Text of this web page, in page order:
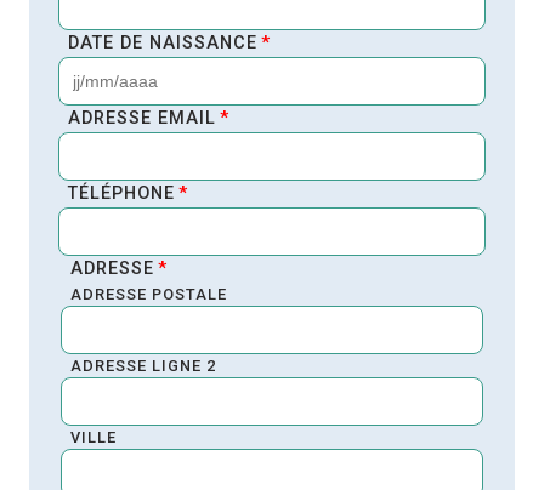
DATE DE NAISSANCE *
JJ
slash
MM
slash
ADRESSE EMAIL *
TÉLÉPHONE *
ADRESSE *
ADRESSE POSTALE
ADRESSE LIGNE 2
VILLE